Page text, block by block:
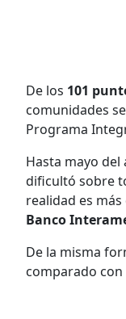
De los 101
comunidades
Programa
Hasta mayo
dificultó sobre
realidad es
Banco
De la misma
comparado con